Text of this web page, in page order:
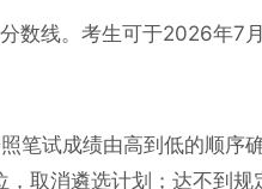
数线。考生可于2026年7
笔试成绩由高到低的顺序确
取消遴选计划；达不到规